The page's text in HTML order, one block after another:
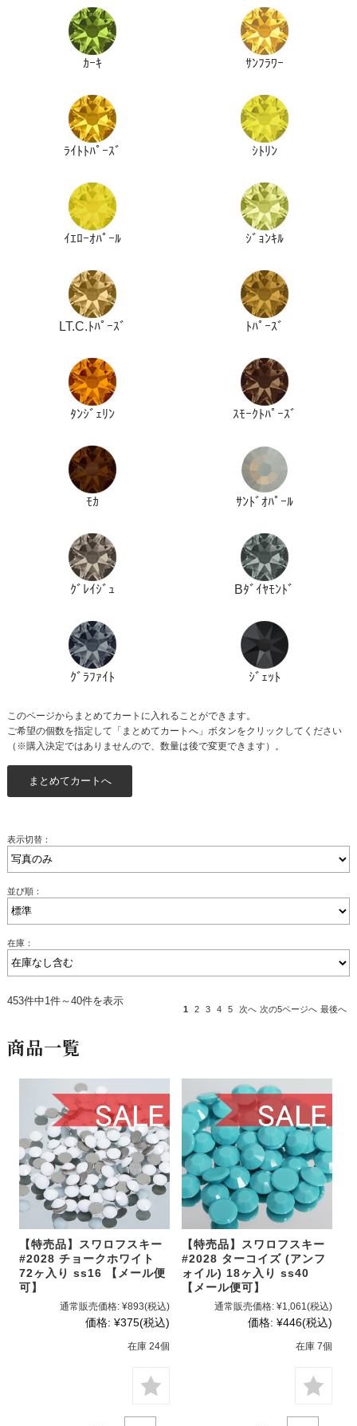
ｶｰｷ ｻﾝﾌﾗﾜｰ
ﾗｲﾄﾄﾊﾟｰｽﾞ ｼﾄﾘﾝ
ｲｴﾛｰｵﾊﾟｰﾙ ｼﾞｮﾝｷﾙ
LT.C.ﾄﾊﾟｰｽﾞ ﾄﾊﾟｰｽﾞ
ﾀﾝｼﾞｪﾘﾝ ｽﾓｰｸﾄﾊﾟｰｽﾞ
ﾓｶ ｻﾝﾄﾞｵﾊﾟｰﾙ
ｸﾞﾚｲｼﾞｭ Bﾀﾞｲﾔﾓﾝﾄﾞ
ｸﾞﾗﾌｧｲﾄ ｼﾞｪｯﾄ
このページからまとめてカートに入れることができます。
ご希望の個数を指定して「まとめてカートへ」ボタンをクリックしてください
（※購入決定ではありませんので、数量は後で変更できます）。
表示切替：
並び順：
在庫：
453件中1件～40件を表示
1 2 3 4 5 次へ 次の5ページへ 最後へ
商品一覧
【特売品】スワロフスキー
#2028 チョークホワイト
72ヶ入り ss16 【メール便
可】
通常販売価格: ¥893(税込)
価格: ¥375(税込)
在庫 24個
【特売品】スワロフスキー
#2028 ターコイズ (アンフ
ォイル) 18ヶ入り ss40
【メール便可】
通常販売価格: ¥1,061(税込)
価格: ¥446(税込)
在庫 7個